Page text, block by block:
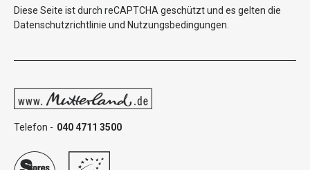
Diese Seite ist durch reCAPTCHA geschützt und es gelten die
Datenschutzrichtlinie und Nutzungsbedingungen
Telefon - 040 4711 3500